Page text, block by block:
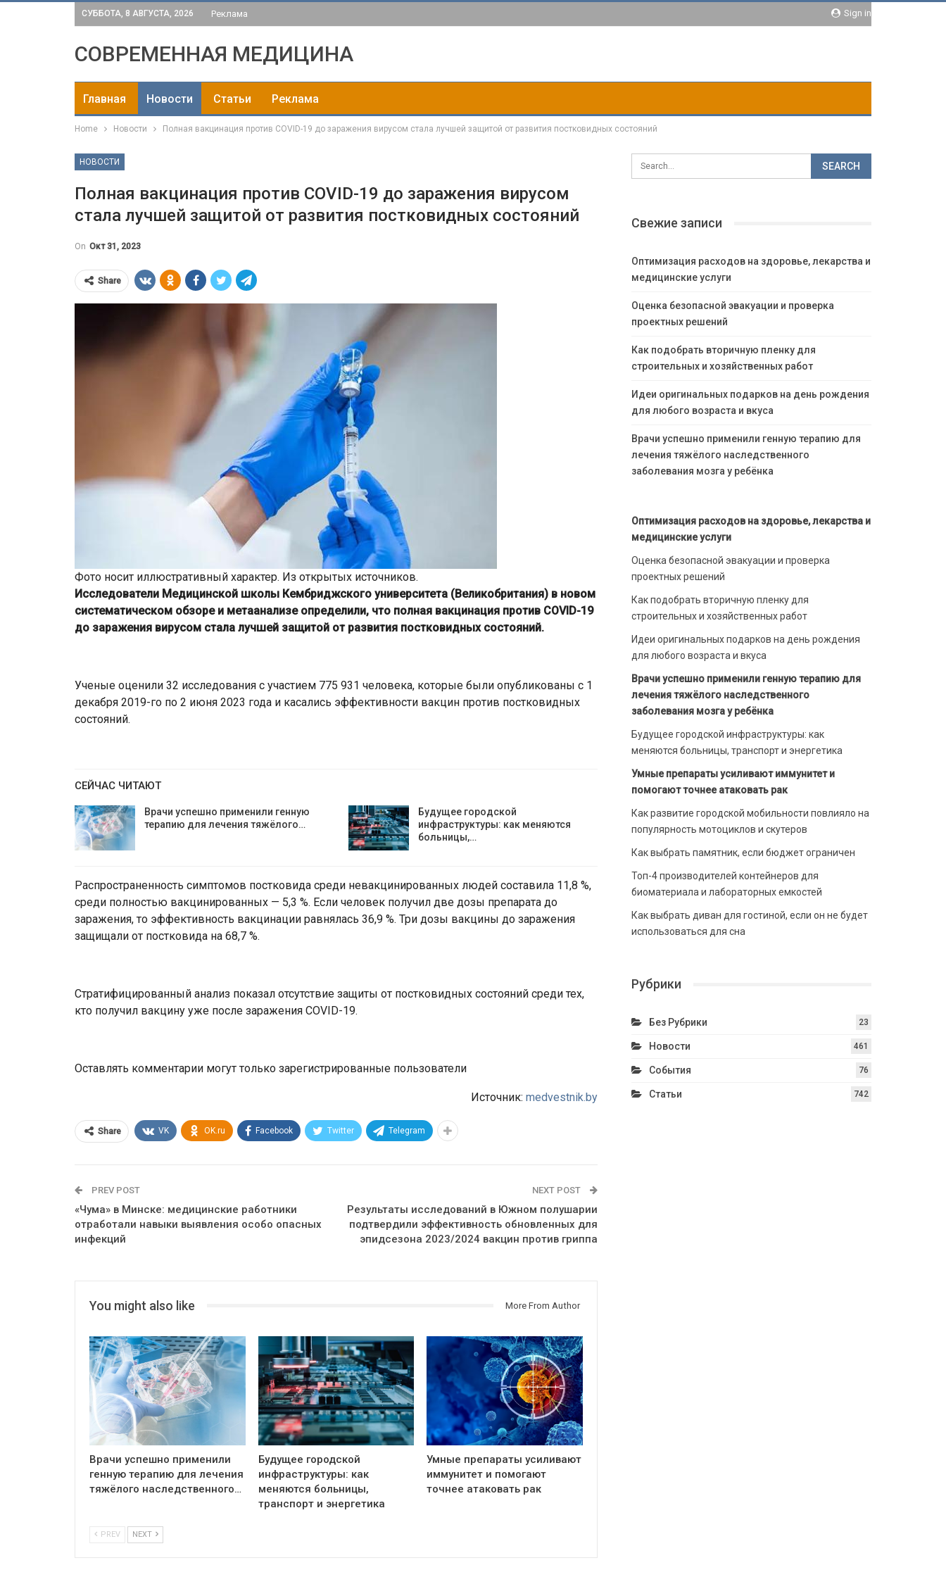
Sign in
СУББОТА, 8 АВГУСТА, 2026 Реклама
СОВРЕМЕННАЯ МЕДИЦИНА
Главная Новости Статьи Реклама
Home Новости Полная вакцинация против COVID-19 до заражения вирусом стала лучшей защитой от развития постковидных состояний
НОВОСТИ
Полная вакцинация против COVID-19 до заражения вирусом
стала лучшей защитой от развития постковидных состояний
On Окт 31, 2023
Share
Фото носит иллюстративный характер. Из открытых источников.
Исследователи Медицинской школы Кембриджского университета (Великобритания) в новом
систематическом обзоре и метаанализе определили, что полная вакцинация против COVID-19
до заражения вирусом стала лучшей защитой от развития постковидных состояний.
Ученые оценили 32 исследования с участием 775 931 человека, которые были опубликованы с 1
декабря 2019-го по 2 июня 2023 года и касались эффективности вакцин против постковидных
состояний.
СЕЙЧАС ЧИТАЮТ
Врачи успешно применили генную
терапию для лечения тяжёлого…
Будущее городской
инфраструктуры: как меняются
больницы,…
Распространенность симптомов постковида среди невакцинированных людей составила 11,8 %,
среди полностью вакцинированных — 5,3 %. Если человек получил две дозы препарата до
заражения, то эффективность вакцинации равнялась 36,9 %. Три дозы вакцины до заражения
защищали от постковида на 68,7 %.
Стратифицированный анализ показал отсутствие защиты от постковидных состояний среди тех,
кто получил вакцину уже после заражения COVID-19.
Оставлять комментарии могут только зарегистрированные пользователи
Источник: medvestnik.by
Share VK OK.ru Facebook Twitter Telegram
PREV POST
«Чума» в Минске: медицинские работники
отработали навыки выявления особо опасных
инфекций
NEXT POST
Результаты исследований в Южном полушарии
подтвердили эффективность обновленных для
эпидсезона 2023/2024 вакцин против гриппа
You might also like More From Author
Врачи успешно применили
генную терапию для лечения
тяжёлого наследственного…
Будущее городской
инфраструктуры: как
меняются больницы,
транспорт и энергетика
Умные препараты усиливают
иммунитет и помогают
точнее атаковать рак
PREV NEXT
Свежие записи
Оптимизация расходов на здоровье, лекарства и
медицинские услуги
Оценка безопасной эвакуации и проверка
проектных решений
Как подобрать вторичную пленку для
строительных и хозяйственных работ
Идеи оригинальных подарков на день рождения
для любого возраста и вкуса
Врачи успешно применили генную терапию для
лечения тяжёлого наследственного
заболевания мозга у ребёнка
Оптимизация расходов на здоровье, лекарства и
медицинские услуги
Оценка безопасной эвакуации и проверка
проектных решений
Как подобрать вторичную пленку для
строительных и хозяйственных работ
Идеи оригинальных подарков на день рождения
для любого возраста и вкуса
Врачи успешно применили генную терапию для
лечения тяжёлого наследственного
заболевания мозга у ребёнка
Будущее городской инфраструктуры: как
меняются больницы, транспорт и энергетика
Умные препараты усиливают иммунитет и
помогают точнее атаковать рак
Как развитие городской мобильности повлияло на
популярность мотоциклов и скутеров
Как выбрать памятник, если бюджет ограничен
Топ-4 производителей контейнеров для
биоматериала и лабораторных емкостей
Как выбрать диван для гостиной, если он не будет
использоваться для сна
Рубрики
Без Рубрики 23
Новости 461
События 76
Статьи 742